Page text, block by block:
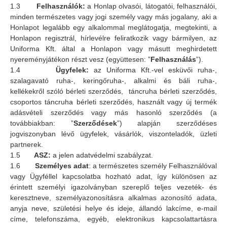
1.3 Felhasználók: a Honlap olvasói, látogatói, felhasználói,
minden természetes vagy jogi személy vagy más jogalany, aki a
Honlapot legalább egy alkalommal meglátogatja, megtekinti, a
Honlapon regisztrál, hírlevélre feliratkozik vagy bármilyen, az
Uniforma Kft. által a Honlapon vagy másutt meghirdetett
nyereményjátékon részt vesz (együttesen: ”Felhasználás”).
1.4 Ügyfelek: az Uniforma Kft.-vel esküvői ruha-,
szalagavató ruha-, keringőruha-, alkalmi és báli ruha-,
kellékekről szóló bérleti szerződés, táncruha bérleti szerződés,
csoportos táncruha bérleti szerződés, használt vagy új termék
adásvételi szerződés vagy más hasonló szerződés (a
továbbiakban: ”Szerződések”) alapján szerződéses
jogviszonyban lévő ügyfelek, vásárlók, viszonteladók, üzleti
partnerek.
1.5 ASZ: a jelen adatvédelmi szabályzat.
1.6 Személyes adat: a természetes személy Felhasználóval
vagy Ügyféllel kapcsolatba hozható adat, így különösen az
érintett személyi igazolványban szereplő teljes vezeték- és
keresztneve, személyazonosításra alkalmas azonosító adata,
anyja neve, születési helye és ideje, állandó lakcíme, e-mail
címe, telefonszáma, egyéb, elektronikus kapcsolattartásra